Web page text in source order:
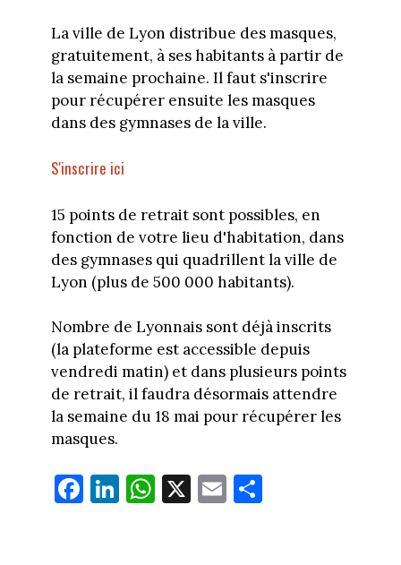
La ville de Lyon distribue des masques,
gratuitement, à ses habitants à partir de
la semaine prochaine. Il faut s'inscrire
pour récupérer ensuite les masques
dans des gymnases de la ville.
S'inscrire ici
15 points de retrait sont possibles, en
fonction de votre lieu d'habitation, dans
des gymnases qui quadrillent la ville de
Lyon (plus de 500 000 habitants).
Nombre de Lyonnais sont déjà inscrits
(la plateforme est accessible depuis
vendredi matin) et dans plusieurs points
de retrait, il faudra désormais attendre
la semaine du 18 mai pour récupérer les
masques.
Fa
ce
Li
nk
W
ha
X E
m
Pa
rt